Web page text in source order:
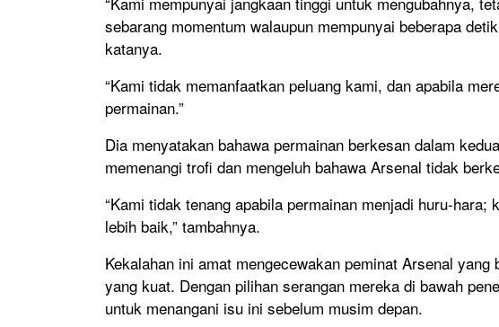
sebarang momentum walaupun mempunyai beberapa
katanya.
“Kami tidak memanfaatkan peluang kami, dan apabila
permainan.”
Dia menyatakan bahawa permainan berkesan dalam
memenangi trofi dan mengeluh bahawa Arsenal tidak
“Kami tidak tenang apabila permainan menjadi huru-hara;
lebih baik,” tambahnya.
Kekalahan ini amat mengecewakan peminat Arsenal
yang kuat. Dengan pilihan serangan mereka di bawah
untuk menangani isu ini sebelum musim depan.